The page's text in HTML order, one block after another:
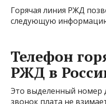
Горячая линия РЖД
следующую
Телефон
РЖД в
Это выделенный номер
звонок плата не